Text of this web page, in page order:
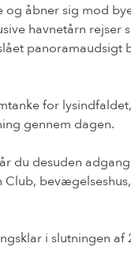
og åbner sig mod
havnetårn rejser
panoramaudsigt
for
gennem dagen.
du desuden
Club,
i slutningen af